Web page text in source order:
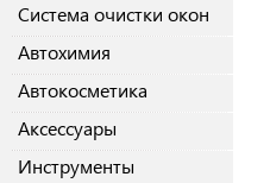
Система очистки окон
Автохимия
Автокосметика
Аксессуары
Инструменты